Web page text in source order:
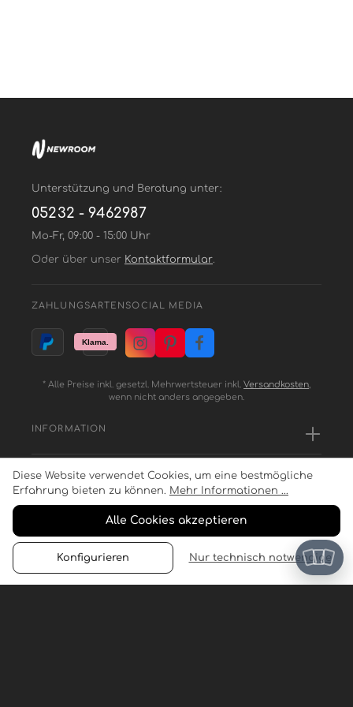
Unterstützung und Beratung unter:
05232 - 9462987
Mo-Fr, 09:00 - 15:00 Uhr
Oder über unser Kontaktformular.
ZAHLUNGSARTEN SOCIAL MEDIA
* Alle Preise inkl. gesetzl. Mehrwertsteuer inkl. Versandkosten,
wenn nicht anders angegeben.
INFORMATION
SERVICE
Diese Website verwendet Cookies, um eine bestmögliche
Erfahrung bieten zu können. Mehr Informationen ...
Alle Cookies akzeptieren
Konfigurieren Nur technisch notwendige